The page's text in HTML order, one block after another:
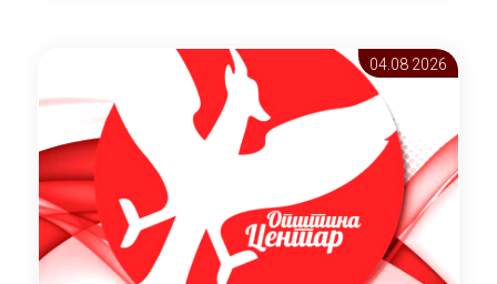
Скопје” број 9/2026), за времетраење од 3
(три) години од денот на потпишувањето на
Договорот за закуп со најповолниот
понудувач.
04.08 2026